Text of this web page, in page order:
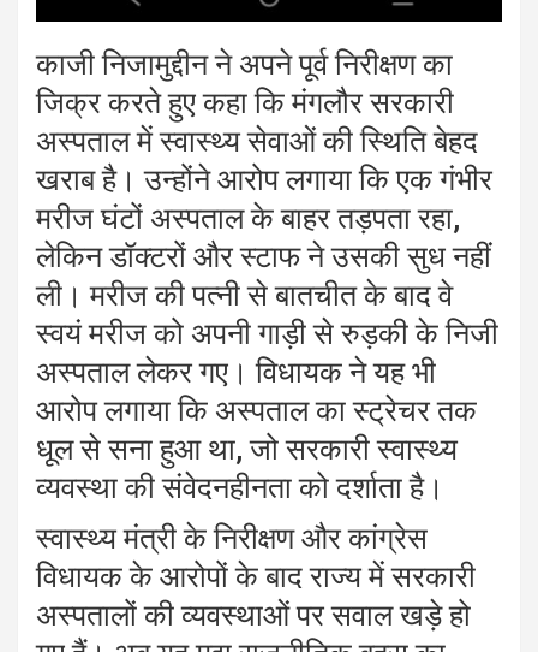
काजी निजामुद्दीन ने अपने पूर्व निरीक्षण का
जिक्र करते हुए कहा कि मंगलौर सरकारी
अस्पताल में स्वास्थ्य सेवाओं की स्थिति बेहद
खराब है। उन्होंने आरोप लगाया कि एक गंभीर
मरीज घंटों अस्पताल के बाहर तड़पता रहा,
लेकिन डॉक्टरों और स्टाफ ने उसकी सुध नहीं
ली। मरीज की पत्नी से बातचीत के बाद वे
स्वयं मरीज को अपनी गाड़ी से रुड़की के निजी
अस्पताल लेकर गए। विधायक ने यह भी
आरोप लगाया कि अस्पताल का स्ट्रेचर तक
धूल से सना हुआ था, जो सरकारी स्वास्थ्य
व्यवस्था की संवेदनहीनता को दर्शाता है।
स्वास्थ्य मंत्री के निरीक्षण और कांग्रेस
विधायक के आरोपों के बाद राज्य में सरकारी
अस्पतालों की व्यवस्थाओं पर सवाल खड़े हो